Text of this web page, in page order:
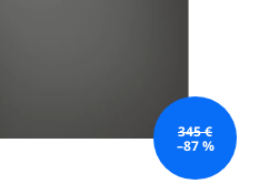
345 €
–87 %